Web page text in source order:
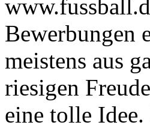
Bewerbungen
meistens aus
riesigen
eine tolle